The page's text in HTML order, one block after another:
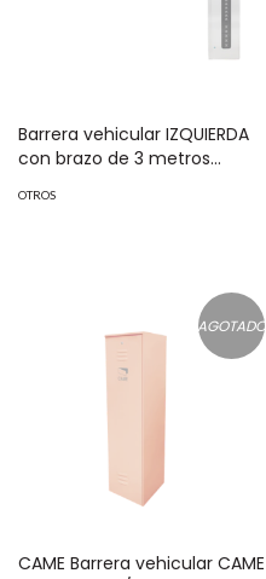
Barrera vehicular IZQUIERDA
con brazo de 3 metros
BG-3030-L
OTROS
AGOTADO
CAME Barrera vehicular CAME